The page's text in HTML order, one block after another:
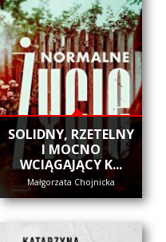
SOLIDNY, RZETELNY
I MOCNO
WCIĄGAJĄCY K...
Małgorzata Chojnicka